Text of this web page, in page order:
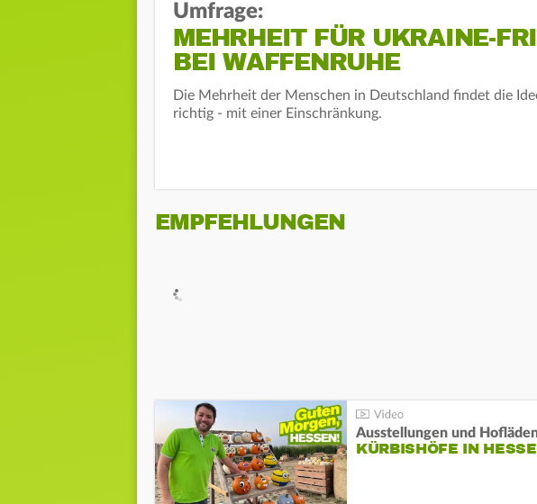
Umfrage:
MEHRHEIT FÜR UKRAINE-
BEI WAFFENRUHE
Die Mehrheit der Menschen in Deutschland findet die
richtig - mit einer Einschränkung.
EMPFEHLUNGEN
Ausstellungen und
KÜRBISHÖFE IN